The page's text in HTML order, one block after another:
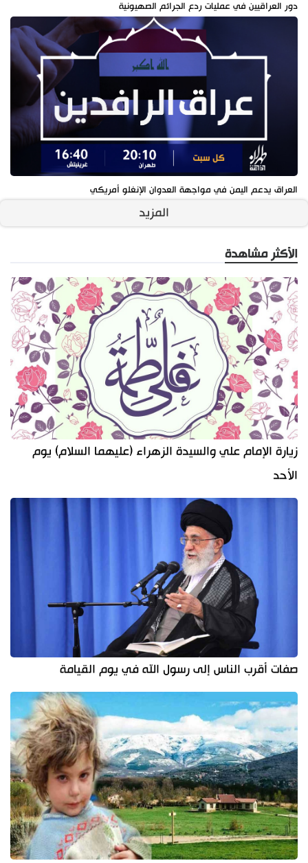
دور العراقيين في عمليات ردع الجرائم الصهيونية
العراق يدعم اليمن في مواجهة العدوان الإنغلو أمريكي
المزيد
الأكثر مشاهدة
زيارة الإمام علي والسيدة الزهراء (عليهما السلام) يوم
الأحد
صفات أقرب الناس إلى رسول الله في يوم القيامة